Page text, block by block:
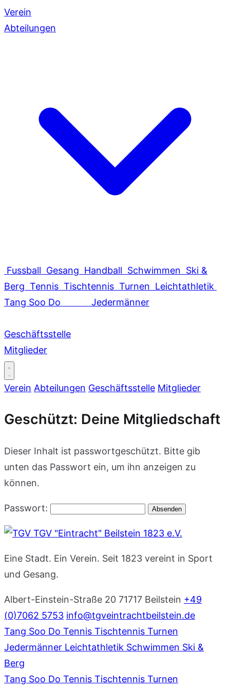
Verein
Abteilungen
Fussball Gesang Handball Schwimmen Ski &
Berg Tennis Tischtennis Turnen Leichtathletik
Tang Soo Do
Jedermänner
Geschäftsstelle
Mitglieder
Verein Abteilungen Geschäftsstelle Mitglieder
Geschützt: Deine Mitgliedschaft
Dieser Inhalt ist passwortgeschützt. Bitte gib
unten das Passwort ein, um ihn anzeigen zu
können.
Passwort:
TGV "Eintracht" Beilstein 1823 e.V.
Eine Stadt. Ein Verein. Seit 1823 vereint in Sport
und Gesang.
Albert-Einstein-Straße 20 71717 Beilstein +49
(0)7062 5753 info@tgveintrachtbeilstein.de
Tang Soo Do Tennis Tischtennis Turnen
Jedermänner Leichtathletik Schwimmen Ski &
Berg
Tang Soo Do Tennis Tischtennis Turnen